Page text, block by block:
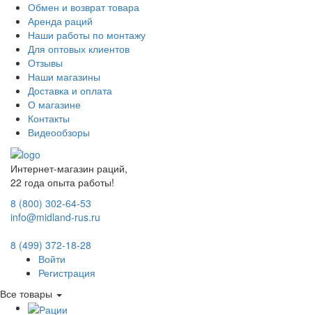
Обмен и возврат товара
Аренда раций
Наши работы по монтажу
Для оптовых клиентов
Отзывы
Наши магазины
Доставка и оплата
О магазине
Контакты
Видеообзоры
Интернет-магазин раций,
22 года опыта работы!
8 (800) 302-64-53
info@midland-rus.ru
8 (499) 372-18-28
Войти
Регистрация
Все товары